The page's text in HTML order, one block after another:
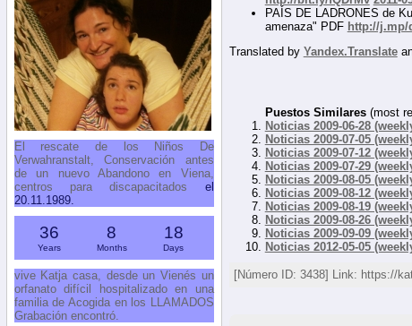
El rescate de los Niños De
Verwahranstalt, Conservación antes
de un nuevo Abandono en Viena,
centros para discapacitados el
20.11.1989.
36
Years
8
Months
18
Days
vive Katja casa, desde un Vienés un
orfanato difícil hospitalizado en una
familia de Acogida en los LLAMADOS
Grabación encontró.
PAÍS DE LADRONES de
amenaza" PDF http://j.mp/
Translated by Yandex.Translate
Puestos Similares(most
Noticias 2009-06-28
Noticias 2009-07-05
Noticias 2009-07-12
Noticias 2009-07-29
Noticias 2009-08-05
Noticias 2009-08-12
Noticias 2009-08-19
Noticias 2009-08-26
Noticias 2009-09-09
Noticias 2012-05-05
[Número ID: 3438] Link: https://